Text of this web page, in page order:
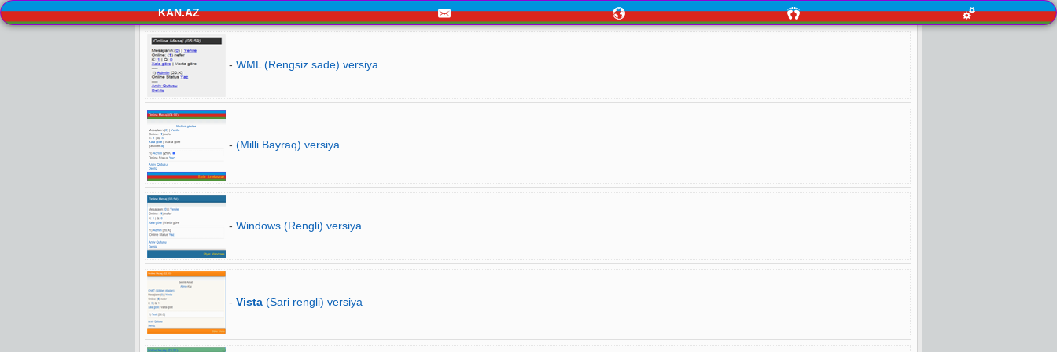
KAN.AZ
- WML (Rengsiz sade) versiya
- (Milli Bayraq) versiya
- Windows (Rengli) versiya
- Vista (Sari rengli) versiya